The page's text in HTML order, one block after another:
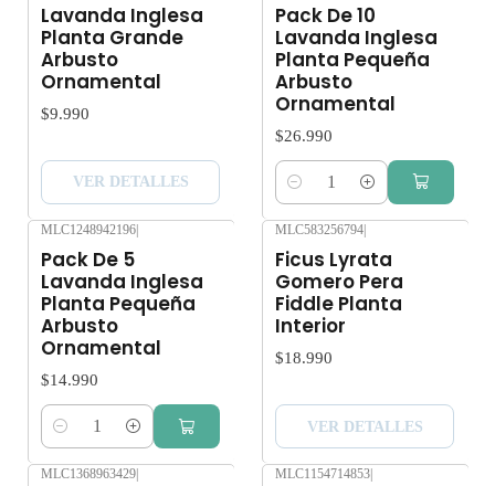
Lavanda Inglesa
Planta Grande
Arbusto
Ornamental
$9.990
VER DETALLES
Pack De 10
Lavanda Inglesa
Planta Pequeña
Arbusto
Ornamental
$26.990
Cantidad
MLC1248942196|
Pack De 5
Lavanda Inglesa
Planta Pequeña
Arbusto
Ornamental
$14.990
Cantidad
MLC583256794|
Ficus Lyrata
Gomero Pera
Fiddle Planta
Interior
$18.990
VER DETALLES
MLC1368963429 MLC1154714853